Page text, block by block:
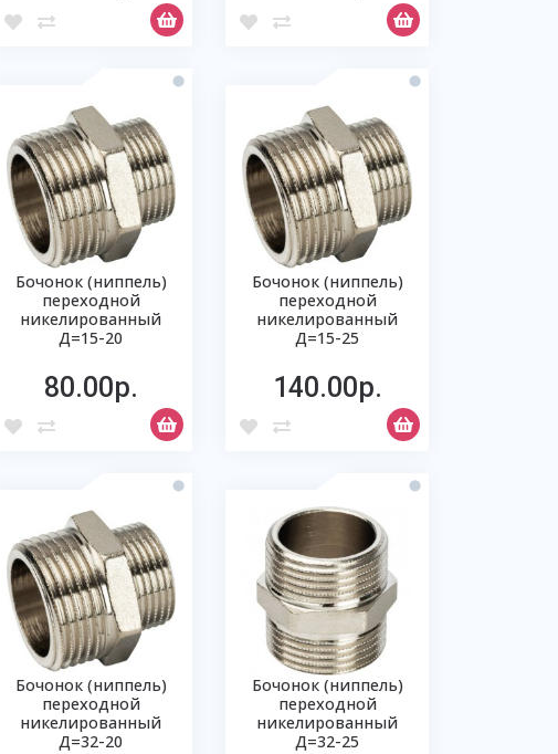
Бочонок (ниппель)
переходной
никелированный
Д=15-20
80.00р.
Бочонок (ниппель)
переходной
никелированный
Д=15-25
140.00р.
Бочонок (ниппель)
переходной
никелированный
Д=32-20
Бочонок (ниппель)
переходной
никелированный
Д=32-25